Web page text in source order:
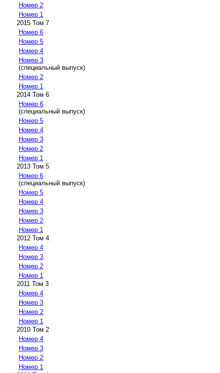
Номер 2
Номер 1
2015 Том 7
Номер 6
Номер 5
Номер 4
Номер 3
(специальный выпуск)
Номер 2
Номер 1
2014 Том 6
Номер 6
(специальный выпуск)
Номер 5
Номер 4
Номер 3
Номер 2
Номер 1
2013 Том 5
Номер 6
(специальный выпуск)
Номер 5
Номер 4
Номер 3
Номер 2
Номер 1
2012 Том 4
Номер 4
Номер 3
Номер 2
Номер 1
2011 Том 3
Номер 4
Номер 3
Номер 2
Номер 1
2010 Том 2
Номер 4
Номер 3
Номер 2
Номер 1